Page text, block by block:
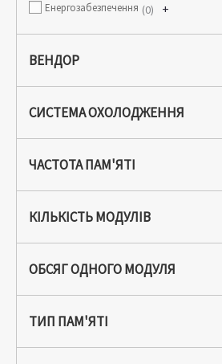
Енергозабезпечення +
0
ВЕНДОР
СИСТЕМА ОХОЛОДЖЕННЯ
ЧАСТОТА ПАМ'ЯТІ
КІЛЬКІСТЬ МОДУЛІВ
ОБСЯГ ОДНОГО МОДУЛЯ
ТИП ПАМ'ЯТІ